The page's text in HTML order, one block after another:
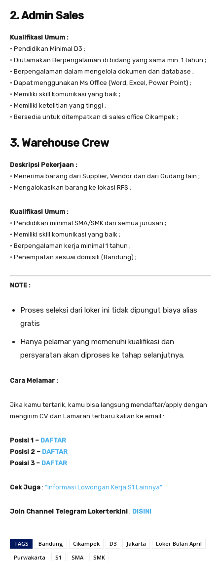
2. Admin Sales
Kualifikasi Umum :
• Pendidikan Minimal D3 ;
• Diutamakan Berpengalaman di bidang yang sama min. 1 tahun ;
• Berpengalaman dalam mengelola dokumen dan database ;
• Dapat menggunakan Ms Office (Word, Excel, Power Point) ;
• Memiliki skill komunikasi yang baik ;
• Memiliki ketelitian yang tinggi ;
• Bersedia untuk ditempatkan di sales office Cikampek ;
3. Warehouse Crew
Deskripsi Pekerjaan :
• Menerima barang dari Supplier, Vendor dan dari Gudang lain ;
• Mengalokasikan barang ke lokasi RFS ;
Kualifikasi Umum :
• Pendidikan minimal SMA/SMK dari semua jurusan ;
• Memiliki skill komunikasi yang baik ;
• Berpengalaman kerja minimal 1 tahun ;
• Penempatan sesuai domisili (Bandung) ;
NOTE :
Proses seleksi dari loker ini tidak dipungut biaya alias
gratis
Hanya pelamar yang memenuhi kualifikasi dan
persyaratan akan diproses ke tahap selanjutnya.
Cara Melamar :
Jika kamu tertarik, kamu bisa langsung mendaftar/apply dengan
mengirim CV dan Lamaran terbaru kalian ke email :
Posisi 1 – DAFTAR
Posisi 2 – DAFTAR
Posisi 3 – DAFTAR
Cek Juga : “Informasi Lowongan Kerja S1 Lainnya”
Join Channel Telegram Lokerterkini : DISINI
TAGS Bandung Cikampek D3 Jakarta
Loker Bulan April
Purwakarta
S1 SMA SMK